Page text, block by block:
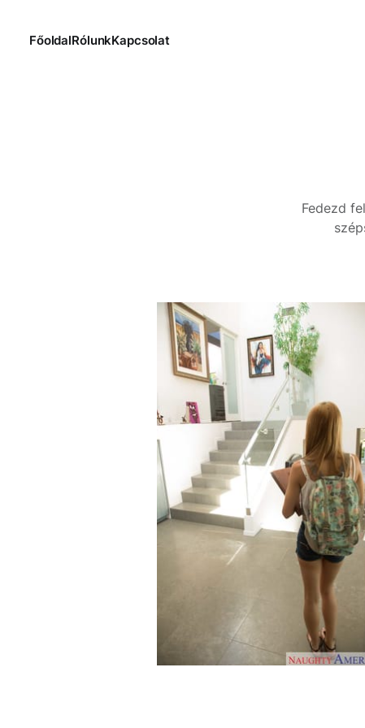
FőoldalRólunkKapcsolat
Fedezd